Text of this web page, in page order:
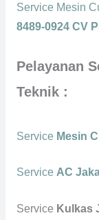
Service Mesin
8489-0924 CV
Pelayanan
Teknik :
Service Mesin
Service AC
Service Kulkas